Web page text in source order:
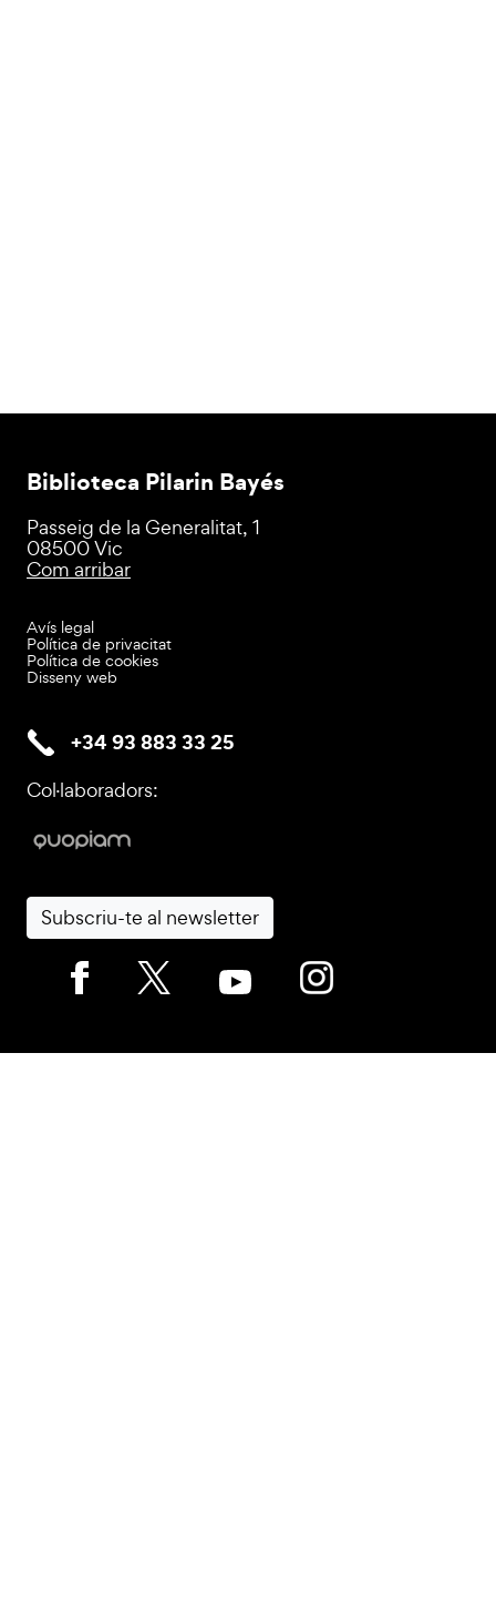
Biblioteca Pilarin Bayés
Passeig de la Generalitat, 1
08500 Vic
Com arribar
Avís legal
Política de privacitat
Política de cookies
Disseny web
+34 93 883 33 25
Col·laboradors:
Subscriu-te al newsletter